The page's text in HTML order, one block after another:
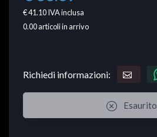
€ 41.10IVA inclusa
0.00articoli in arrivo
Richiedi informazioni:
Esaurito